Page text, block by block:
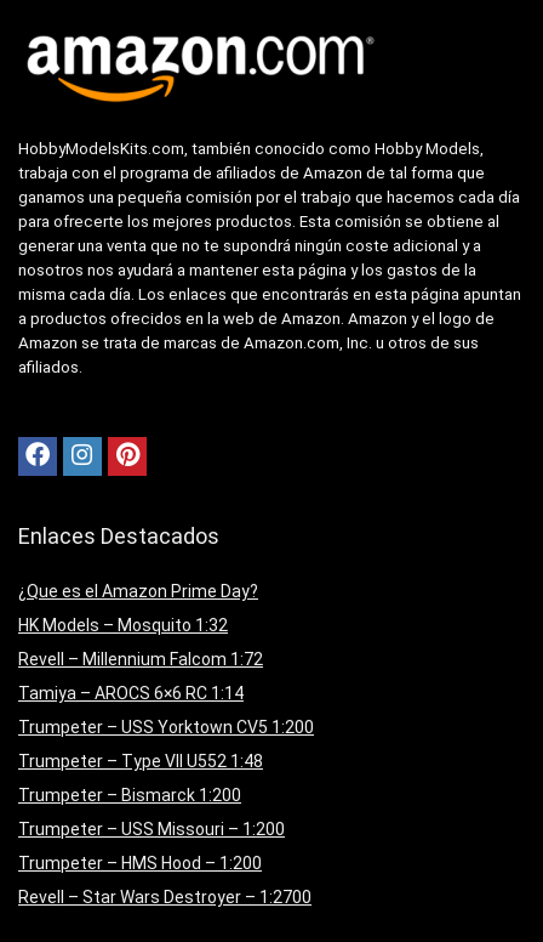
HobbyModelsKits.com, también conocido como Hobby Models,
trabaja con el programa de afiliados de Amazon de tal forma que
ganamos una pequeña comisión por el trabajo que hacemos cada día
para ofrecerte los mejores productos. Esta comisión se obtiene al
generar una venta que no te supondrá ningún coste adicional y a
nosotros nos ayudará a mantener esta página y los gastos de la
misma cada día. Los enlaces que encontrarás en esta página apuntan
a productos ofrecidos en la web de Amazon. Amazon y el logo de
Amazon se trata de marcas de Amazon.com, Inc. u otros de sus
afiliados.
Enlaces Destacados
¿Que es el Amazon Prime Day?
HK Models – Mosquito 1:32
Revell – Millennium Falcom 1:72
Tamiya – AROCS 6×6 RC 1:14
Trumpeter – USS Yorktown CV5 1:200
Trumpeter – Type VII U552 1:48
Trumpeter – Bismarck 1:200
Trumpeter – USS Missouri – 1:200
Trumpeter – HMS Hood – 1:200
Revell – Star Wars Destroyer – 1:2700